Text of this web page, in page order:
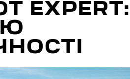
EXPERT: